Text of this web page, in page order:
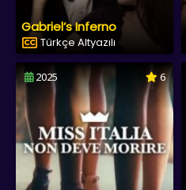
Gabriel’s Inferno
Türkçe Altyazılı
2025 6